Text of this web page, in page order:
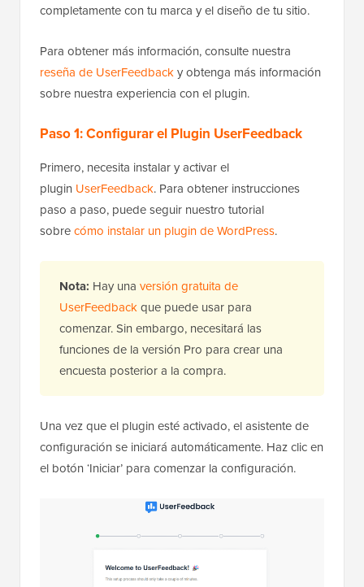
completamente con tu marca y el diseño de tu sitio.
Para obtener más información, consulte nuestra
reseña de UserFeedbacky obtenga más información
sobre nuestra experiencia con el plugin.
Paso 1: Configurar el Plugin UserFeedback
Primero, necesita instalar y activar el
plugin UserFeedback. Para obtener instrucciones
paso a paso, puede seguir nuestro tutorial
sobrecómo instalar un plugin de WordPress.
Nota: Hay una versión gratuita de
UserFeedbackque puede usar para
comenzar. Sin embargo, necesitará las
funciones de la versión Pro para crear una
encuesta posterior a la compra.
Una vez que el plugin esté activado, el asistente de
configuración se iniciará automáticamente. Haz clic en
el botón ‘Iniciar’ para comenzar la configuración.